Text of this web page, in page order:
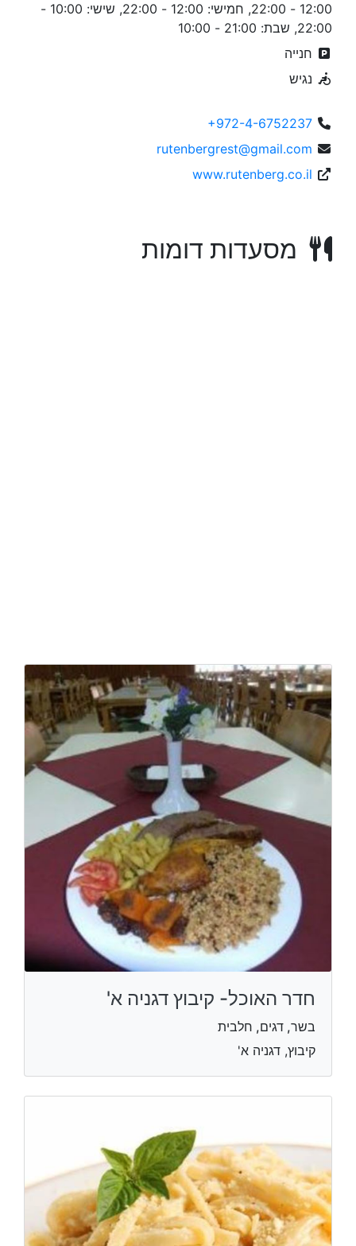
12:00 - 22:00, חמישי: 12:00 - 22:00, שישי: 10:00 -
22:00, שבת: 21:00 - 10:00
חנייה
נגיש
+972-4-6752237
rutenbergrest@gmail.com
www.rutenberg.co.il
מסעדות דומות
חדר האוכל- קיבוץ דגניה א'
בשר, דגים, חלבית
קיבוץ, דגניה א'